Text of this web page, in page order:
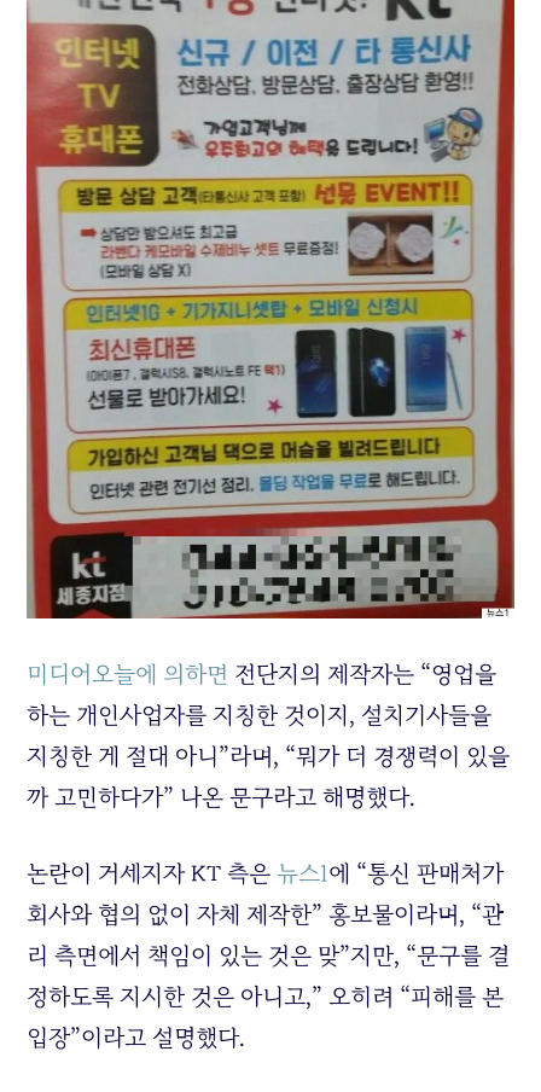
미디어오늘에 의하면 전단지의 제작자는 “영업을
하는 개인사업자를 지칭한 것이지, 설치기사들을
지칭한 게 절대 아니”라며, “뭐가 더 경쟁력이 있을
까 고민하다가” 나온 문구라고 해명했다.
논란이 거세지자 KT 측은뉴스1에 “통신 판매처가
회사와 협의 없이 자체 제작한” 홍보물이라며, “관
리 측면에서 책임이 있는 것은 맞”지만, “문구를 결
정하도록 지시한 것은 아니고,” 오히려 “피해를 본
입장”이라고 설명했다.